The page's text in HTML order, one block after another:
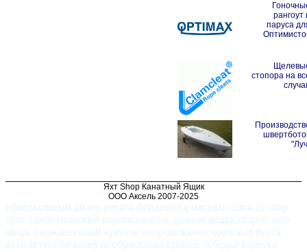
рангоут
паруса
стопора на
Яхт Shop Канатный Ящик
ООО Аксель 2007-2025
официальный дилер регата фордевинд магазин блок стопор
трос синтетический веревка погон делные вещи талреп лата
якорь нержавеющий крепеж непромоканец ореховая бухта
яхта яхтенная катер необрастайка кранец лебедка каретка